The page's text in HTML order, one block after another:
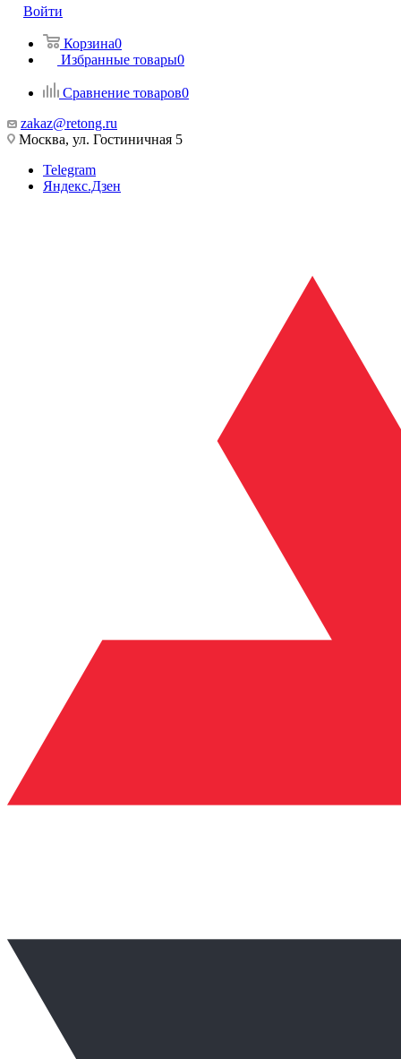
Войти
Корзина0
Избранные товары0
Сравнение товаров0
zakaz@retong.ru
Москва, ул. Гостиничная 5
Telegram
Яндекс.Дзен